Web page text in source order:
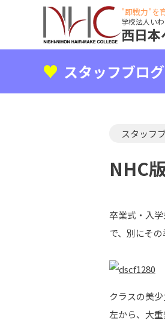
"即戦力"を
学校法人い
西日
スタッフブロ
スタッフ
NHC
卒業式・入
で、別にそ
クラスの美
左から、大